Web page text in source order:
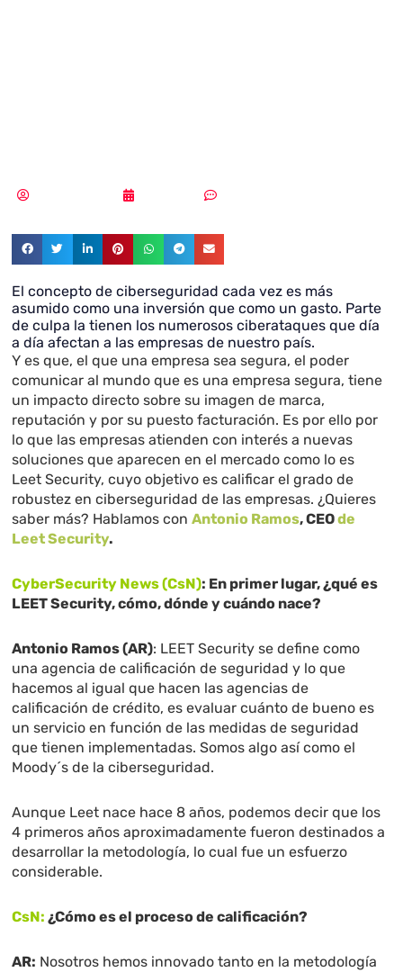
El concepto de ciberseguridad cada vez es más
asumido como una inversión que como un gasto. Parte
de culpa la tienen los numerosos ciberataques que día
a día afectan a las empresas de nuestro país.
Y es que, el que una empresa sea segura, el poder
comunicar al mundo que es una empresa segura, tiene
un impacto directo sobre su imagen de marca,
reputación y por su puesto facturación. Es por ello por
lo que las empresas atienden con interés a nuevas
soluciones que aparecen en el mercado como lo es
Leet Security, cuyo objetivo es calificar el grado de
robustez en ciberseguridad de las empresas. ¿Quieres
saber más? Hablamos conAntonio Ramos, CEOde
Leet Security.
CyberSecurity News (CsN): En primer lugar, ¿qué es
LEET Security, cómo, dónde y cuándo nace?
Antonio Ramos (AR): LEET Security se define como
una agencia de calificación de seguridad y lo que
hacemos al igual que hacen las agencias de
calificación de crédito, es evaluar cuánto de bueno es
un servicio en función de las medidas de seguridad
que tienen implementadas. Somos algo así como el
Moody´s de la ciberseguridad.
Aunque Leet nace hace 8 años, podemos decir que los
4 primeros años aproximadamente fueron destinados a
desarrollar la metodología, lo cual fue un esfuerzo
considerable.
CsN:¿Cómo es el proceso de calificación?
AR: Nosotros hemos innovado tanto en la metodología